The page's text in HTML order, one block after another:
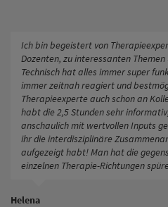
Ich bin begeistert von
Dozenten, zu interessanten
Technisch hat alles immer super
immer zeitnah reagiert und
Therapieexperte auch schon an
habt die 2,5 Stunden sehr
anschaulich mit wertvollen Inputs
ihr die interdisziplinäre
aufgezeigt habt! Man hat die
einzelnen Therapie-Richtungen
Helena